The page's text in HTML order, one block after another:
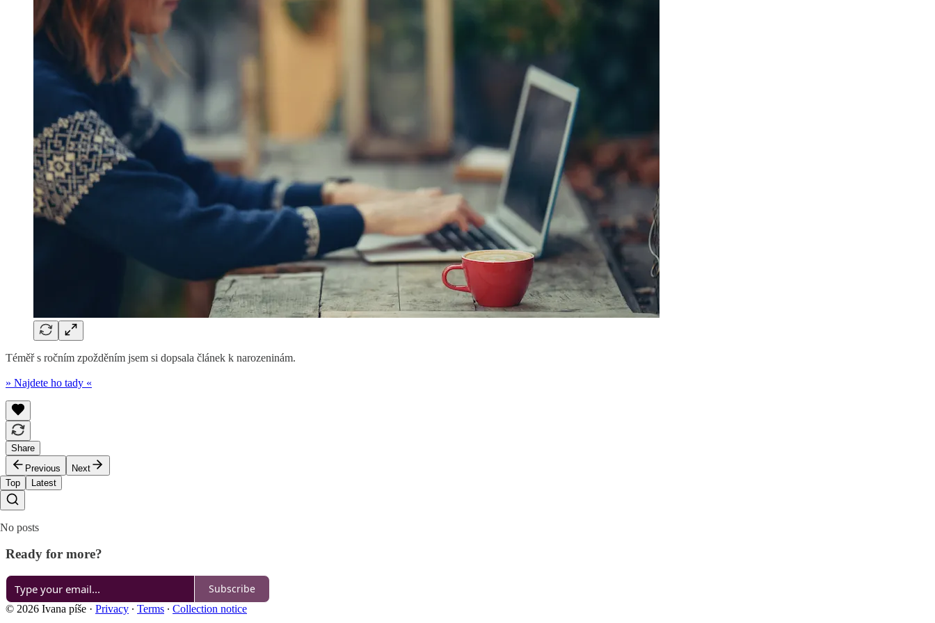
Téměř s ročním zpožděním jsem si dopsala článek k narozeninám.
» Najdete ho tady «
Share
Previous
Next
Top
Latest
No posts
Ready for more?
Subscribe
© 2026 Ivana píše · Privacy ∙ Terms ∙ Collection notice